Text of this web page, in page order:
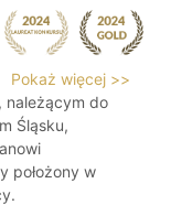
Pokaż więcej >>
należącym do
Śląsku,
położony w